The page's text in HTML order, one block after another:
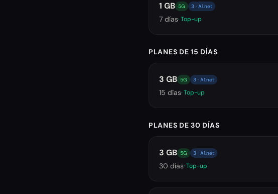
1 GB 5G 3 · A1.net
7 días· Top-up
PLANES DE 15 DÍAS
3 GB 5G 3 · A1.net
15 días· Top-up
PLANES DE 30 DÍAS
3 GB 5G 3 · A1.net
30 días· Top-up